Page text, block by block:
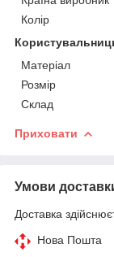
Колір
Матеріал
Розмір
Склад
Приховати
Умови
Доставка
Нова Пошта